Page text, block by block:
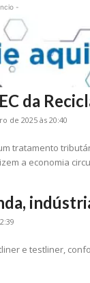
-
da
de 2025 às 20:40
tratamento
a economia
e testliner,